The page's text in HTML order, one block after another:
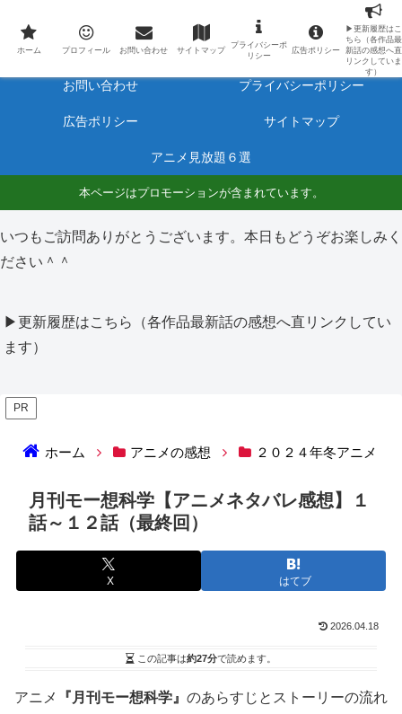
最新アニメのあらすじと感想をネタバレ有りで毎日更新しています。
ホーム プロフィール
お問い合わせ プライバシーポリシー
広告ポリシー サイトマップ
アニメ見放題６選
本ページはプロモーションが含まれています。
いつもご訪問ありがとうございます。本日もどうぞお楽しみく
ださい＾＾
▶更新履歴はこちら（各作品最新話の感想へ直リンクしてい
ます）
PR
ホーム アニメの感想 ２０２４年冬アニメ
月刊モー想科学【アニメネタバレ感想】１
話～１２話（最終回）
X はてブ
2026.04.18
この記事は約27分で読めます。
アニメ 『月刊モー想科学』 のあらすじとストーリーの流れ
ホーム プロフィール お問い合わせ サイトマップ
プライバシーポ
リシー
広告ポリシー
▶更新履歴はこ
ちら（各作品最
新話の感想へ直
リンクしていま
す）